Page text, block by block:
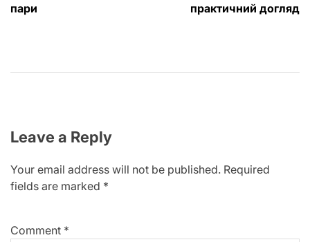
пари
практичний догляд
Leave a Reply
Your email address will not be published. Required
fields are marked *
Comment *